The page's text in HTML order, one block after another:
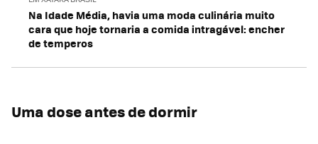
Na Idade Média, havia uma moda culinária muito
cara que hoje tornaria a comida intragável: encher
de temperos
Uma dose antes de dormir